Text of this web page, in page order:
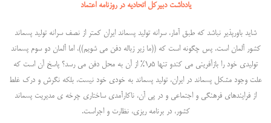
یادداشت دبیرکل اتحادیه در روزنامه اعتماد
شاید باورپذیر نباشد که طبق آمار، سرانه تولید پسماند ایران کمتر از نصف سرانه تولید پسماند
کشور آلمان است. پس چگونه است که ((ما زیر زباله دفن می شویم))، اما آلمان دو سوم پسماند
تولیدی خود را بازآفرینی می کندو تنها ۱٫۵% از آن به محل دفن می رسد؟ پاسخ آن است که
علت وجود مشکل پسماند در ایران، تولید پسماند به خودی خود نیست، بلکه نگرش و درک غلط
از فرایندهای فرهنگی و اجتماعی و در پی آن، ناکارآمدی ساختاری چرخه ی مدیریت پسماند
کشور، در برنامه ریزی، نظارت و اجراست.